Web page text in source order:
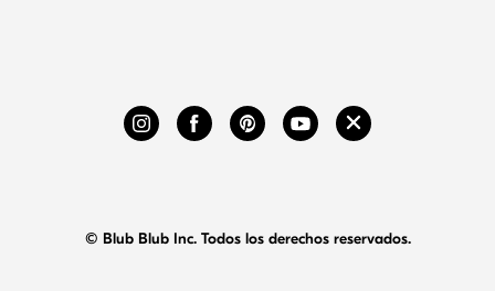
© Blub Blub Inc. Todos los derechos reservados.